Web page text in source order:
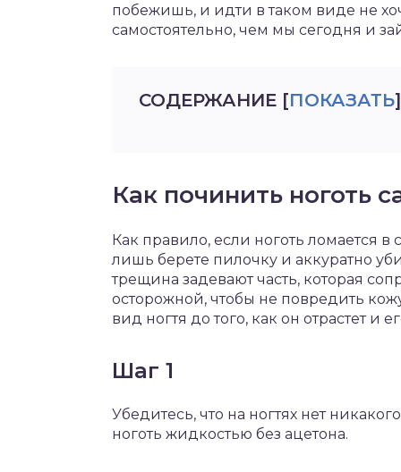
побежишь, и идти в таком виде не
самостоятельно, чем мы сегодня и
СОДЕРЖАНИЕ [ПОКАЗАТЬ]
Как починить ноготь
Как правило, если ноготь ломается в
лишь берете пилочку и аккуратно
трещина задевают часть, которая
осторожной, чтобы не повредить
вид ногтя до того, как он отрастет и
Шаг 1
Убедитесь, что на ногтях нет
ноготь жидкостью без ацетона.